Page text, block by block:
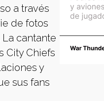
a través
de fotos
cantante
City Chiefs
y
sus fans